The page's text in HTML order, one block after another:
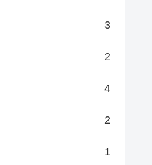
3
2
4
2
1